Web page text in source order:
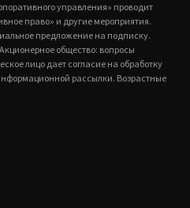
управления» проводит
право» и другие мероприятия.
предложение на подписку.
общество: вопросы
лицо дает согласие на обработку
рассылки. Возрастные